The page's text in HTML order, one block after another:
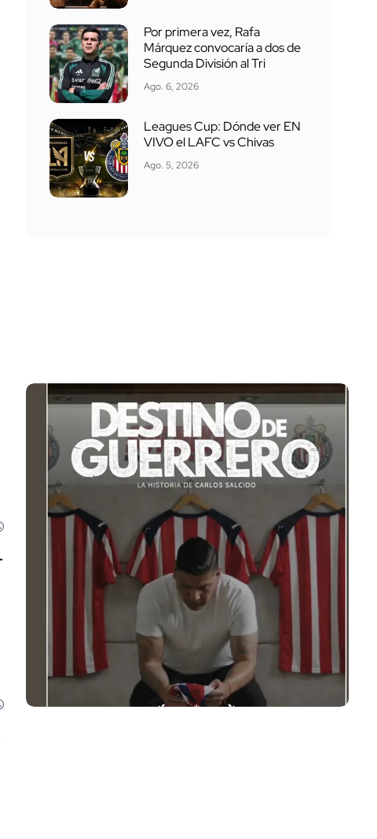
Por primera vez, Rafa
Márquez convocaría a dos de
Segunda División al Tri
Ago. 6, 2026
Leagues Cup: Dónde ver EN
VIVO el LAFC vs Chivas
Ago. 5, 2026